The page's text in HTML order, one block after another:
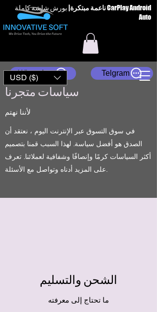
ناعمة مبتكرة| بورش شاشة كاملة CarPlay Android
Auto
USD ($)
WhatsApp Telgram
سياسات متجرنا
لأننا نهتم
في سوق التسوق عبر الإنترنت اليوم ، نعتقد أن
الصدق هو أفضل سياسة. لهذا السبب قمنا بتصميم
أكثر السياسات كرمًا وإنصافًا وشفافية لعملائنا. تعرف
الشحن والتسليم
ما تحتاج إلى معرفته